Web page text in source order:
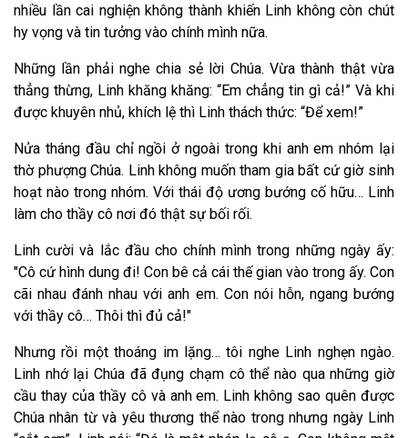
nhiều lần cai nghiện không thành khiến Linh không còn chút
hy vọng và tin tưởng vào chính mình nữa.
Những lần phải nghe chia sẻ lời Chúa. Vừa thành thật vừa
thẳng thừng, Linh khăng khăng: “Em chẳng tin gì cả!” Và khi
được khuyên nhủ, khích lệ thì Linh thách thức: “Để xem!”
Nửa tháng đầu chỉ ngồi ở ngoài trong khi anh em nhóm lại
thờ phượng Chúa. Linh không muốn tham gia bất cứ giờ sinh
hoạt nào trong nhóm. Với thái độ ương bướng cố hữu… Linh
làm cho thầy cô nơi đó thật sự bối rối.
Linh cười và lắc đầu cho chính mình trong những ngày ấy:
"Cô cứ hình dung đi! Con bê cả cái thế gian vào trong ấy. Con
cãi nhau đánh nhau với anh em. Con nói hỗn, ngang bướng
với thầy cô… Thôi thì đủ cả!"
Nhưng rồi một thoáng im lặng… tôi nghe Linh nghẹn ngào.
Linh nhớ lại Chúa đã đụng chạm cô thể nào qua những giờ
cầu thay của thầy cô và anh em. Linh không sao quên được
Chúa nhân từ và yêu thương thể nào trong nhưng ngày Linh